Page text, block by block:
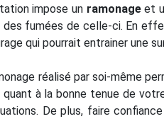
impose un ramonageet
des fumées de celle-ci. En
qui pourrait entrainer une
réalisé par soi-même
à la bonne tenue de
De plus, faire